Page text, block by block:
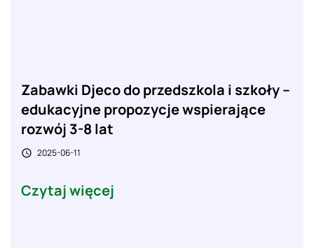
Zabawki Djeco do przedszkola i szkoły –
edukacyjne propozycje wspierające
rozwój 3-8 lat
 2025-06-11
Czytaj więcej